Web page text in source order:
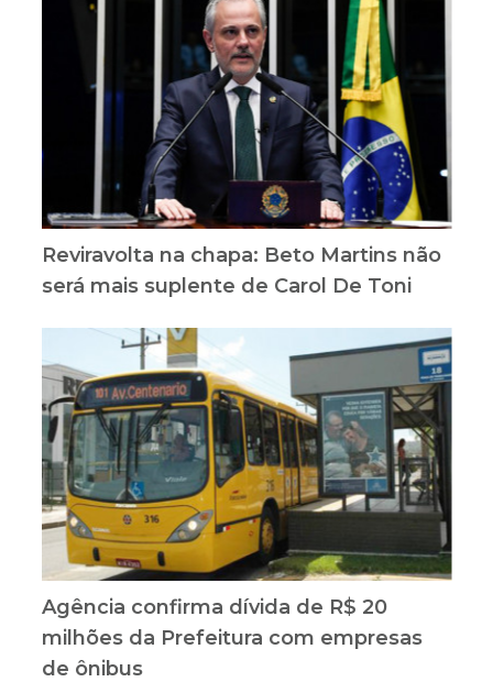
Reviravolta na chapa: Beto Martins não
será mais suplente de Carol De Toni
Agência confirma dívida de R$ 20
milhões da Prefeitura com empresas
de ônibus